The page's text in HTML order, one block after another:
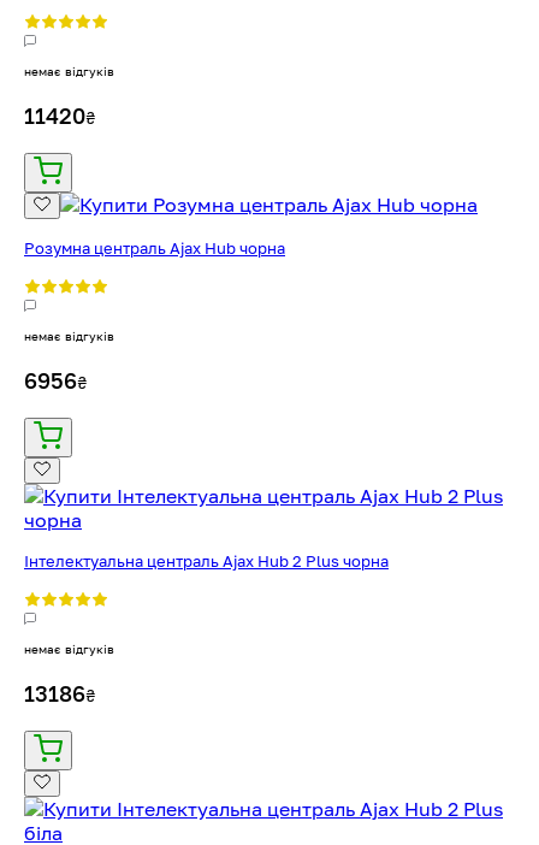
немає відгуків
11420₴
Розумна централь Ajax Hub чорна
немає відгуків
6956₴
Інтелектуальна централь Ajax Hub 2 Plus чорна
немає відгуків
13186₴